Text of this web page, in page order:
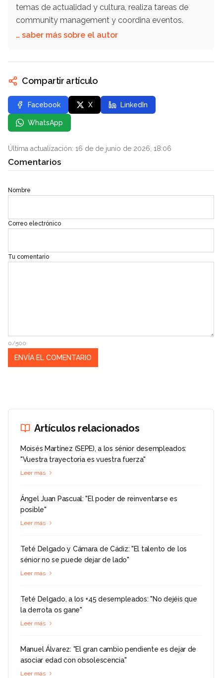
temas de actualidad y cultura, realiza tareas de
community management y coordina eventos.
… saber más sobre el autor
Compartir artículo
Facebook X LinkedIn
WhatsApp
Última actualización: 16 de de junio de 2026, 18:06
Comentarios
Nombre
Correo electrónico
Tu comentario
0/500
Artículos relacionados
Moisés Martínez (SEPE), a los sénior desempleados:
"Vuestra trayectoria es vuestra fuerza"
Leer más
Ángel Juan Pascual: "El poder de reinventarse es
posible"
Leer más
Teté Delgado y Cámara de Cádiz: "El talento de los
sénior no se puede dejar de lado"
Leer más
Teté Delgado, a los +45 desempleados: "No dejéis que
la derrota os gane"
Leer más
Manuel Álvarez: "El gran cambio pendiente es dejar de
asociar edad con obsolescencia"
Leer más